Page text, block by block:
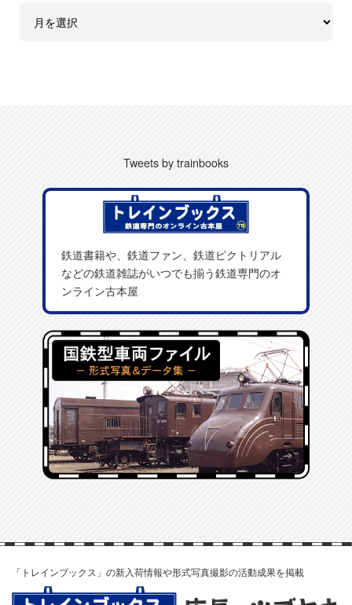
Tweets by trainbooks
鉄道書籍や、鉄道ファン、鉄道ピクトリアル
などの鉄道雑誌がいつでも揃う鉄道専門のオ
ンライン古本屋
「トレインブックス」の新入荷情報や形式写真撮影の活動成果を掲載